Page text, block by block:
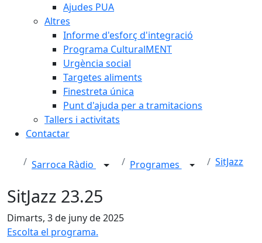
Ajudes PUA
Altres
Informe d'esforç d'integració
Programa CulturalMENT
Urgència social
Targetes aliments
Finestreta única
Punt d'ajuda per a tramitacions
Tallers i activitats
Contactar
Sarroca Ràdio Programes SitJazz
SitJazz 23.25
Dimarts, 3 de juny de 2025
Escolta el programa.